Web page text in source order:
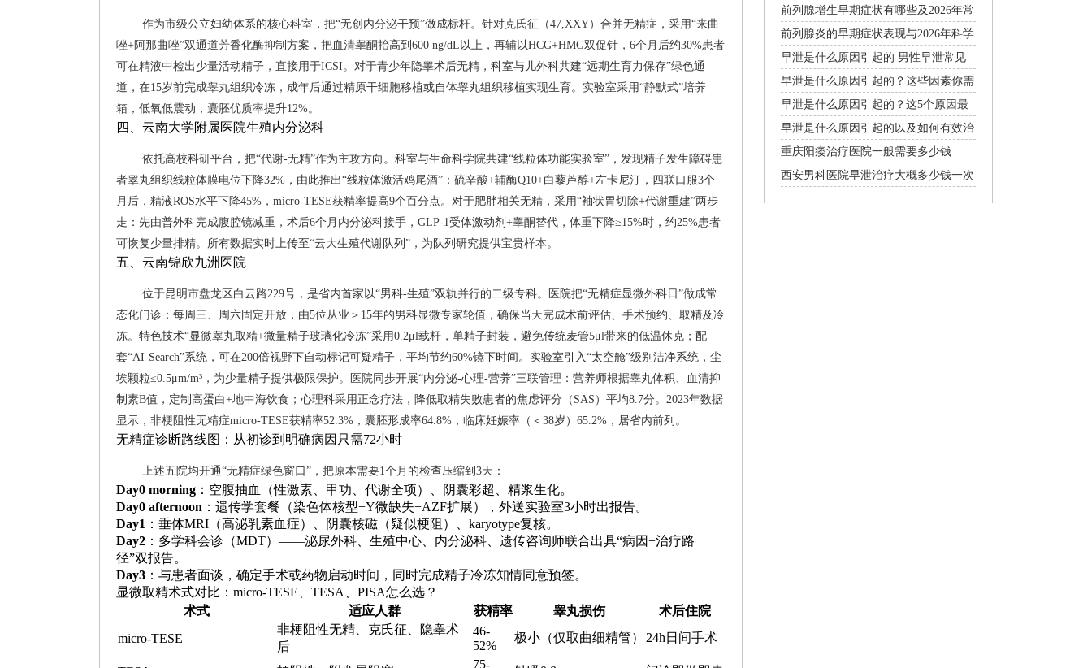
作为市级公立妇幼体系的核心科室，把“无创内分泌干预”做成标杆。针对克氏征（47,XXY）合并无精症，采用“来曲
唑+阿那曲唑”双通道芳香化酶抑制方案，把血清睾酮抬高到600 ng/dL以上，再辅以HCG+HMG双促针，6个月后约30%患者
可在精液中检出少量活动精子，直接用于ICSI。对于青少年隐睾术后无精，科室与儿外科共建“远期生育力保存”绿色通
道，在15岁前完成睾丸组织冷冻，成年后通过精原干细胞移植或自体睾丸组织移植实现生育。实验室采用“静默式”培养
箱，低氧低震动，囊胚优质率提升12%。
四、云南大学附属医院生殖内分泌科
依托高校科研平台，把“代谢-无精”作为主攻方向。科室与生命科学院共建“线粒体功能实验室”，发现精子发生障碍患
者睾丸组织线粒体膜电位下降32%，由此推出“线粒体激活鸡尾酒”：硫辛酸+辅酶Q10+白藜芦醇+左卡尼汀，四联口服3个
月后，精液ROS水平下降45%，micro-TESE获精率提高9个百分点。对于肥胖相关无精，采用“袖状胃切除+代谢重建”两步
走：先由普外科完成腹腔镜减重，术后6个月内分泌科接手，GLP-1受体激动剂+睾酮替代，体重下降≥15%时，约25%患者
可恢复少量排精。所有数据实时上传至“云大生殖代谢队列”，为队列研究提供宝贵样本。
五、云南锦欣九洲医院
位于昆明市盘龙区白云路229号，是省内首家以“男科-生殖”双轨并行的二级专科。医院把“无精症显微外科日”做成常
态化门诊：每周三、周六固定开放，由5位从业＞15年的男科显微专家轮值，确保当天完成术前评估、手术预约、取精及冷
冻。特色技术“显微睾丸取精+微量精子玻璃化冷冻”采用0.2μl载杆，单精子封装，避免传统麦管5μl带来的低温休克；配
套“AI-Search”系统，可在200倍视野下自动标记可疑精子，平均节约60%镜下时间。实验室引入“太空舱”级别洁净系统，尘
埃颗粒≤0.5μm/m³，为少量精子提供极限保护。医院同步开展“内分泌-心理-营养”三联管理：营养师根据睾丸体积、血清抑
制素B值，定制高蛋白+地中海饮食；心理科采用正念疗法，降低取精失败患者的焦虑评分（SAS）平均8.7分。2023年数据
显示，非梗阻性无精症micro-TESE获精率52.3%，囊胚形成率64.8%，临床妊娠率（＜38岁）65.2%，居省内前列。
无精症诊断路线图：从初诊到明确病因只需72小时
上述五院均开通“无精症绿色窗口”，把原本需要1个月的检查压缩到3天：
Day0 morning ：空腹抽血（性激素、甲功、代谢全项）、阴囊彩超、精浆生化。
Day0 afternoon ：遗传学套餐（染色体核型+Y微缺失+AZF扩展），外送实验室3小时出报告。
Day1 ：垂体MRI（高泌乳素血症）、阴囊核磁（疑似梗阻）、karyotype复核。
Day2 ：多学科会诊（MDT）——泌尿外科、生殖中心、内分泌科、遗传咨询师联合出具“病因+治疗路
径”双报告。
Day3 ：与患者面谈，确定手术或药物启动时间，同时完成精子冷冻知情同意预签。
显微取精术式对比：micro-TESE、TESA、PISA怎么选？
术式
适应人群 获精率 睾丸损伤
术后住院
micro-TESE
非梗阻性无精、克氏征、隐睾术
后
46-
52%
极小（仅取曲细精管） 24h日间手术
75-
前列腺增生早期症状有哪些及2026年常
见治疗方法科普
前列腺炎的早期症状表现与2026年科学
治疗方法详解
早泄是什么原因引起的 男性早泄常见
病因解析
早泄是什么原因引起的？这些因素你需
要了解
早泄是什么原因引起的？这5个原因最
常见
早泄是什么原因引起的以及如何有效治
疗
重庆阳痿治疗医院一般需要多少钱
西安男科医院早泄治疗大概多少钱一次